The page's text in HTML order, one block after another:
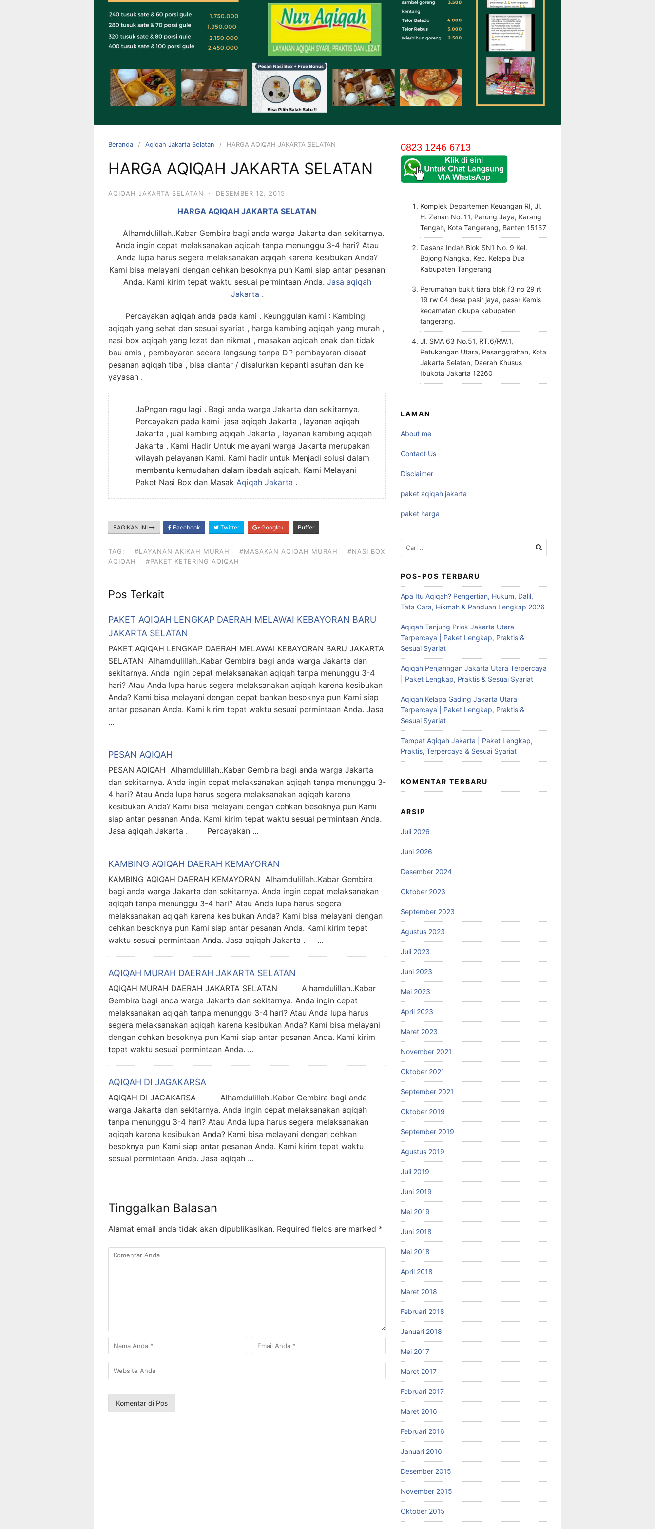
0823 1246
6713
Beranda Aqiqah Jakarta Selatan HARGA AQIQAH JAKARTA SELATAN
HARGA AQIQAH JAKARTA SELATAN
AQIQAH JAKARTA SELATAN · DESEMBER 12, 2015
HARGA AQIQAH JAKARTA SELATAN
Alhamdulillah..Kabar Gembira bagi anda warga Jakarta dan sekitarnya.
Anda ingin cepat melaksanakan aqiqah tanpa menunggu 3-4 hari? Atau
Anda lupa harus segera melaksanakan aqiqah karena kesibukan Anda?
Kami bisa melayani dengan cehkan besoknya pun Kami siap antar pesanan
Anda. Kami kirim tepat waktu sesuai permintaan Anda. Jasa aqiqah
Jakarta .
Percayakan aqiqah anda pada kami . Keunggulan kami : Kambing
aqiqah yang sehat dan sesuai syariat , harga kambing aqiqah yang murah ,
nasi box aqiqah yang lezat dan nikmat , masakan aqiqah enak dan tidak
bau amis , pembayaran secara langsung tanpa DP pembayaran disaat
pesanan aqiqah tiba , bisa diantar / disalurkan kepanti asuhan dan ke
yayasan .
JaPngan ragu lagi . Bagi anda warga Jakarta dan sekitarnya.
Percayakan pada kami jasa aqiqah Jakarta , layanan aqiqah
Jakarta , jual kambing aqiqah Jakarta , layanan kambing aqiqah
Jakarta . Kami Hadir Untuk melayani warga Jakarta merupakan
wilayah pelayanan Kami. Kami hadir untuk Menjadi solusi dalam
membantu kemudahan dalam ibadah aqiqah. Kami Melayani
Paket Nasi Box dan Masak Aqiqah Jakarta .
BAGIKAN INI Facebook Twitter Google+ Buffer
TAG: #LAYANAN AKIKAH MURAH #MASAKAN AQIQAH MURAH
#NASI BOX
AQIQAH
#PAKET KETERING AQIQAH
Pos Terkait
PAKET AQIQAH LENGKAP DAERAH MELAWAI KEBAYORAN BARU
JAKARTA SELATAN
PAKET AQIQAH LENGKAP DAERAH MELAWAI KEBAYORAN BARU JAKARTA
SELATAN Alhamdulillah..Kabar Gembira bagi anda warga Jakarta dan
sekitarnya. Anda ingin cepat melaksanakan aqiqah tanpa menunggu 3-4
hari? Atau Anda lupa harus segera melaksanakan aqiqah karena kesibukan
Anda? Kami bisa melayani dengan cepat bahkan besoknya pun Kami siap
antar pesanan Anda. Kami kirim tepat waktu sesuai permintaan Anda. Jasa
…
PESAN AQIQAH
PESAN AQIQAH Alhamdulillah..Kabar Gembira bagi anda warga Jakarta
dan sekitarnya. Anda ingin cepat melaksanakan aqiqah tanpa menunggu 3-
4 hari? Atau Anda lupa harus segera melaksanakan aqiqah karena
kesibukan Anda? Kami bisa melayani dengan cehkan besoknya pun Kami
siap antar pesanan Anda. Kami kirim tepat waktu sesuai permintaan Anda.
Jasa aqiqah Jakarta . Percayakan …
KAMBING AQIQAH DAERAH KEMAYORAN
KAMBING AQIQAH DAERAH KEMAYORAN Alhamdulillah..Kabar Gembira
bagi anda warga Jakarta dan sekitarnya. Anda ingin cepat melaksanakan
aqiqah tanpa menunggu 3-4 hari? Atau Anda lupa harus segera
melaksanakan aqiqah karena kesibukan Anda? Kami bisa melayani dengan
cehkan besoknya pun Kami siap antar pesanan Anda. Kami kirim tepat
waktu sesuai permintaan Anda. Jasa aqiqah Jakarta . …
AQIQAH MURAH DAERAH JAKARTA SELATAN
AQIQAH MURAH DAERAH JAKARTA SELATAN Alhamdulillah..Kabar
Gembira bagi anda warga Jakarta dan sekitarnya. Anda ingin cepat
melaksanakan aqiqah tanpa menunggu 3-4 hari? Atau Anda lupa harus
segera melaksanakan aqiqah karena kesibukan Anda? Kami bisa melayani
dengan cehkan besoknya pun Kami siap antar pesanan Anda. Kami kirim
tepat waktu sesuai permintaan Anda. …
AQIQAH DI JAGAKARSA
AQIQAH DI JAGAKARSA Alhamdulillah..Kabar Gembira bagi anda
warga Jakarta dan sekitarnya. Anda ingin cepat melaksanakan aqiqah
tanpa menunggu 3-4 hari? Atau Anda lupa harus segera melaksanakan
aqiqah karena kesibukan Anda? Kami bisa melayani dengan cehkan
besoknya pun Kami siap antar pesanan Anda. Kami kirim tepat waktu
sesuai permintaan Anda. Jasa aqiqah …
Tinggalkan Balasan
Alamat email anda tidak akan dipublikasikan. Required fields are marked *
0823 1246 6713
Komplek Departemen Keuangan RI, Jl.
H. Zenan No. 11, Parung Jaya, Karang
Tengah, Kota Tangerang, Banten 15157
Dasana Indah Blok SN1 No. 9 Kel.
Bojong Nangka, Kec. Kelapa Dua
Kabupaten Tangerang
Perumahan bukit tiara blok f3 no 29 rt
19 rw 04 desa pasir jaya, pasar Kemis
kecamatan cikupa kabupaten
tangerang.
Jl. SMA 63 No.51, RT.6/RW.1,
Petukangan Utara, Pesanggrahan, Kota
Jakarta Selatan, Daerah Khusus
Ibukota Jakarta 12260
LAMAN
About me
Contact Us
Disclaimer
paket aqiqah jakarta
paket harga
Cari
untuk:
POS-POS TERBARU
Apa Itu Aqiqah? Pengertian, Hukum, Dalil,
Tata Cara, Hikmah & Panduan Lengkap 2026
Aqiqah Tanjung Priok Jakarta Utara
Terpercaya | Paket Lengkap, Praktis &
Sesuai Syariat
Aqiqah Penjaringan Jakarta Utara Terpercaya
| Paket Lengkap, Praktis & Sesuai Syariat
Aqiqah Kelapa Gading Jakarta Utara
Terpercaya | Paket Lengkap, Praktis &
Sesuai Syariat
Tempat Aqiqah Jakarta | Paket Lengkap,
Praktis, Terpercaya & Sesuai Syariat
KOMENTAR TERBARU
ARSIP
Juli 2026
Juni 2026
Desember 2024
Oktober 2023
September 2023
Agustus 2023
Juli 2023
Juni 2023
Mei 2023
April 2023
Maret 2023
November 2021
Oktober 2021
September 2021
Oktober 2019
September 2019
Agustus 2019
Juli 2019
Juni 2019
Mei 2019
Juni 2018
Mei 2018
April 2018
Maret 2018
Februari 2018
Januari 2018
Mei 2017
Maret 2017
Februari 2017
Maret 2016
Februari 2016
Januari 2016
Desember 2015
November 2015
Oktober 2015